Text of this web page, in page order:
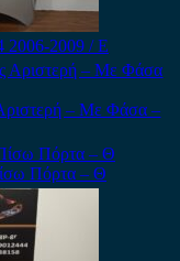
2006-2009 / Ε
– Με Φάσα –
Πόρτα – Θ